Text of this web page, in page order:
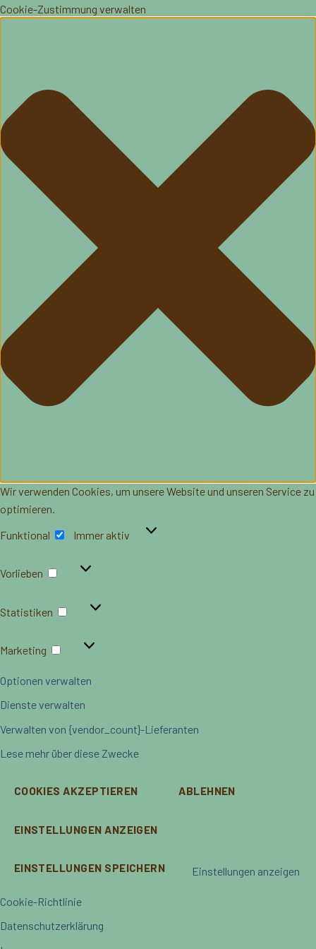
Cookie-Zustimmung verwalten
Wir verwenden Cookies, um unsere Website und unseren Service zu
optimieren.
Funktional
Immer aktiv
Vorlieben
Vorlieben
Statistiken
Statistiken
Marketing
Marketing
Optionen verwalten
Dienste verwalten
Verwalten von {vendor_count}-Lieferanten
Lese mehr über diese Zwecke
COOKIES AKZEPTIEREN ABLEHNEN
EINSTELLUNGEN ANZEIGEN
EINSTELLUNGEN SPEICHERN Einstellungen anzeigen
Cookie-Richtlinie
Datenschutzerklärung